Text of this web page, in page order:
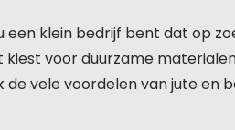
een klein bedrijf bent dat op
kiest voor duurzame
de vele voordelen van jute en